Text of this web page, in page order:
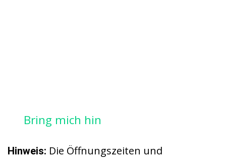
Bring mich hin
Hinweis: Die Öffnungszeiten und